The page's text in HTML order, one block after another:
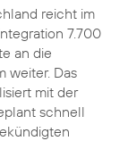
reicht im
7.700
an die
weiter. Das
mit der
schnell